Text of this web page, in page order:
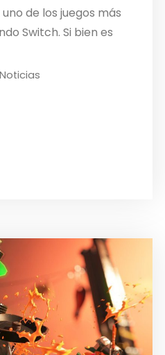
de los juegos más
Switch. Si bien es
ha dado una visión
que la
con
Noticias